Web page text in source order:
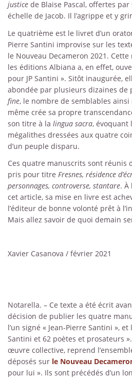
justice de Blaise Pascal, offertes par
échelle de Jacob. Il l’agrippe et y
Le quatrième est le livret d’un
Pierre Santini improvise sur les
le Nouveau Decameron 2021.
les éditions Albiana a, en effet,
pour JP Santini ». Sitôt inaugurée,
abondée par plusieurs dizaines de
fine, le nombre de semblables
même crée sa propre
son titre à la lingua sacra, évoquant
mégalithes dressées aux quatre
d’un peuple disparu.
Ces quatre manuscrits sont réunis
pris pour titre Fresnes, résidence
personnages, controverse, stantare. À
cet article, sa mise en livre est
l’éditeur de bonne volonté prêt à
Mais allez savoir de quoi demain
Xavier Casanova / février 2021
Notarella. – Ce texte a été écrit
décision de publier les quatre
l’un signé « Jean-Pierre Santini », et
Santini et 62 poètes et prosateurs
œuvre collective, reprend
déposés sur le Nouveau
pour lui ». Ils sont précédés d’un